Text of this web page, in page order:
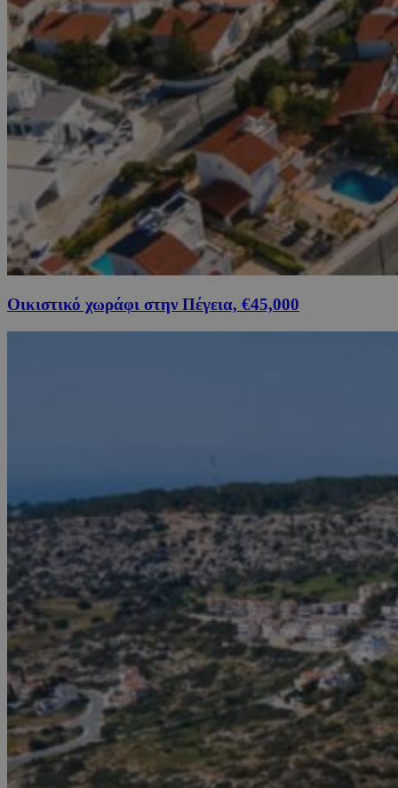
Οικιστικό χωράφι στην Πέγεια, €45,000